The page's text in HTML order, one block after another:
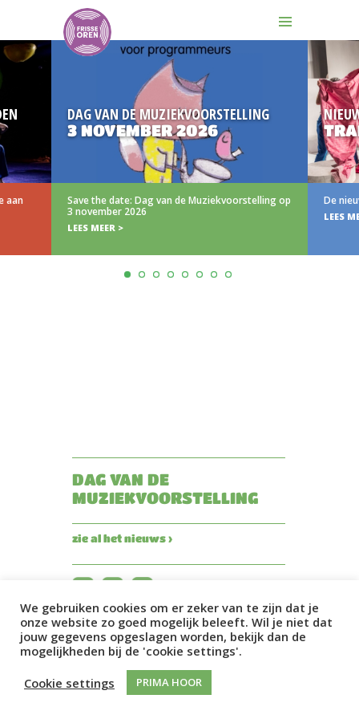
aan
DAG VAN DE MUZIEKVOORSTELLING
3 NOVEMBER 2026
Save the date: Dag van de Muziekvoorstelling op
3 november 2026
LEES MEER >
De
LEES
DAG VAN DE
MUZIEKVOORSTELLING
zie al het nieuws ›
We gebruiken cookies om er zeker van te zijn dat je
onze website zo goed mogelijk beleeft. Wil je niet dat
jouw gegevens opgeslagen worden, bekijk dan de
mogelijkheden bij de 'cookie settings'.
Cookie settings
PRIMA HOOR